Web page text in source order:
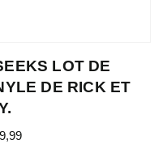
LOT DE
DE RICK ET